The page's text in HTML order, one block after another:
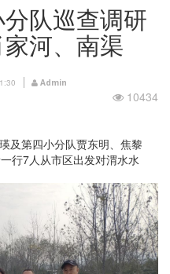
队巡查调研
河、南渠
Admin
10434
及第四小分队贾东明、焦黎
行7人从市区出发对渭水水